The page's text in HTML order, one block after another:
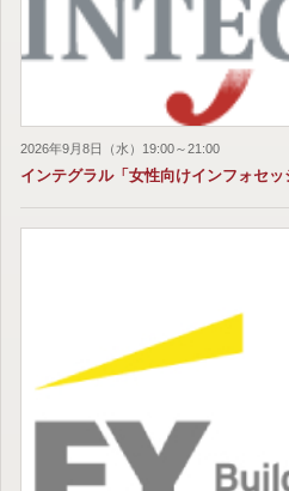
2026年9月8日（水）19:00～21:00
インテグラル「女性向けインフォセ